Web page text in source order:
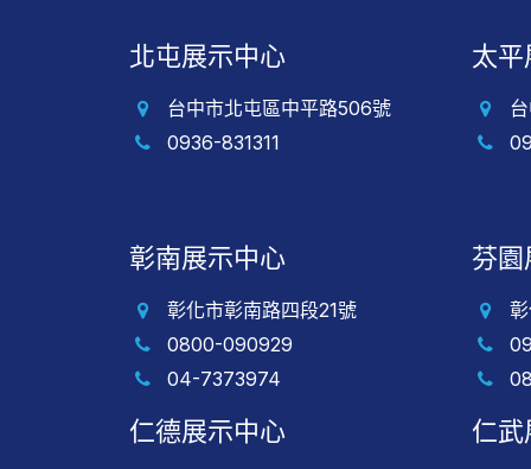
北屯展示中心
台中市北屯區中平路506號
0936-831311
太平
彰南展示中心
彰化市彰南路四段21號
0800-090929
04-7373974
芬園
仁德展示中心 仁武